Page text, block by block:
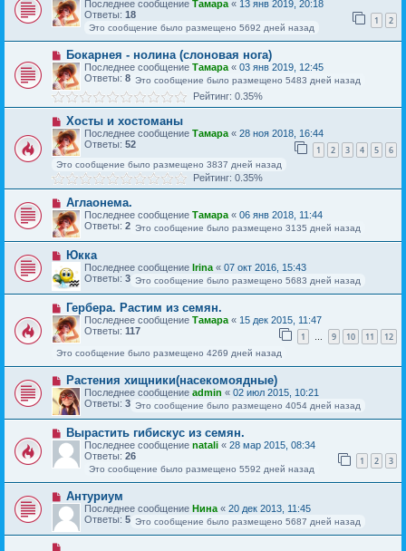
Последнее сообщение Тамара « 13 янв 2019, 20:18
Ответы: 18 1 2
Это сообщение было размещено 5692 дней назад
Бокарнея - нолина (слоновая нога)
Последнее сообщение Тамара « 03 янв 2019, 12:45
Ответы: 8 Это сообщение было размещено 5483 дней назад
Рейтинг: 0.35%
Хосты и хостоманы
Последнее сообщение Тамара « 28 ноя 2018, 16:44
Ответы: 52 1 2 3 4 5 6
Это сообщение было размещено 3837 дней назад
Рейтинг: 0.35%
Аглаонема.
Последнее сообщение Тамара « 06 янв 2018, 11:44
Ответы: 2 Это сообщение было размещено 3135 дней назад
Юкка
Последнее сообщение Irina « 07 окт 2016, 15:43
Ответы: 3 Это сообщение было размещено 5683 дней назад
Гербера. Растим из семян.
Последнее сообщение Тамара « 15 дек 2015, 11:47
Ответы: 117 1 … 9 10 11 12
Это сообщение было размещено 4269 дней назад
Растения хищники(насекомоядные)
Последнее сообщение admin « 02 июл 2015, 10:21
Ответы: 3 Это сообщение было размещено 4054 дней назад
Вырастить гибискус из семян.
Последнее сообщение natali « 28 мар 2015, 08:34
Ответы: 26 1 2 3
Это сообщение было размещено 5592 дней назад
Антуриум
Последнее сообщение Нина « 20 дек 2013, 11:45
Ответы: 5 Это сообщение было размещено 5687 дней назад